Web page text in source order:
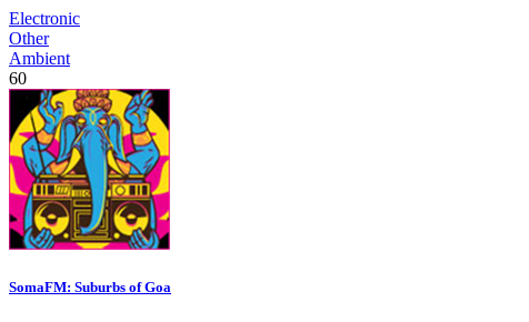
Electronic
Other
Ambient
60
SomaFM: Suburbs of Goa